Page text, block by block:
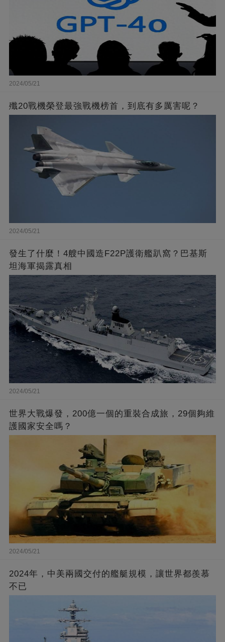
2024/05/21
殲20戰機榮登最強戰機榜首，到底有多厲害呢？
2024/05/21
發生了什麼！4艘中國造F22P護衛艦趴窩？巴基斯
坦海軍揭露真相
2024/05/21
世界大戰爆發，200億一個的重裝合成旅，29個夠維
護國家安全嗎？
2024/05/21
2024年，中美兩國交付的艦艇規模，讓世界都羨慕
不已